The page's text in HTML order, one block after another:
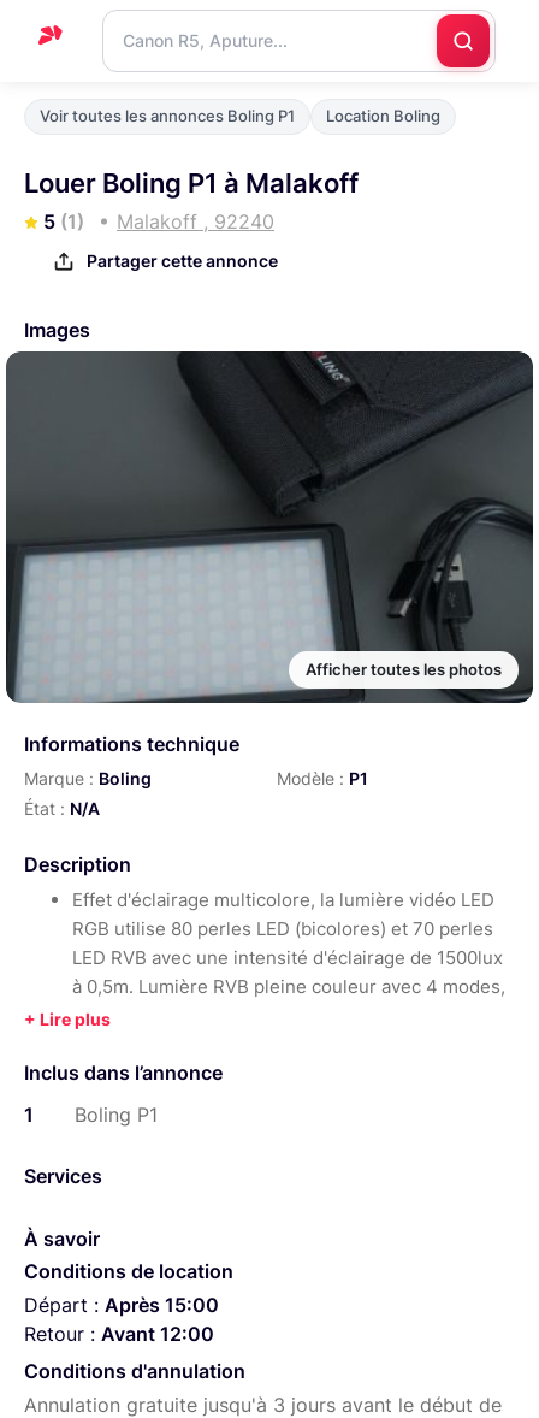
Accueil
Blog
contacter
Voir toutes les annonces Boling P1 Location Boling
Louer Boling P1 à Malakoff
5 (1) Malakoff , 92240
Partager cette annonce
Images
Afficher toutes les photos
Informations technique
Marque : Boling Modèle : P1
État : N/A
Description
Effet d'éclairage multicolore, la lumière vidéo LED
RGB utilise 80 perles LED (bicolores) et 70 perles
LED RVB avec une intensité d'éclairage de 1500lux
à 0,5m. Lumière RVB pleine couleur avec 4 modes,
12 effets de scène lumineux
couleur réglable de 0-359°; saturation des couleurs
réglable de 0%-100% ; luminosité de 0%-100% ;
température de couleur de 2500K (chaud) -8500K
port de charge USB-C, charge complète en 2,5
de luminosité et de temps de travail
Support avec bras rotatif à 360° et adaptateur de
griffe en même temps
1 câble de charge USB-C, 1x manuel d'utilisation et
1 sac de transport
Inclus dans l’annonce
1
Boling P1
Services
À savoir
Conditions de location
Départ : Après 15:00
Retour : Avant 12:00
Conditions d'annulation
Annulation gratuite jusqu'à 3 jours avant le début de